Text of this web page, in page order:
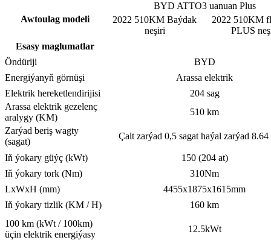
Awtoulag modeli
BYD ATTO3 uanuan Plus
2022 510KM Baýdak
neşiri
2022 510KM
PLUS
Esasy maglumatlar
Öndüriji
BYD
Energiýanyň görnüşi
Arassa elektrik
Elektrik hereketlendirijisi
204 sag
Arassa elektrik gezelenç
aralygy (KM)
510 km
Zarýad beriş wagty
(sagat)
Çalt zarýad 0,5 sagat haýal zarýad 8.64
Iň ýokary güýç (kWt)
150 (204 at)
Iň ýokary tork (Nm)
310Nm
LxWxH (mm)
4455x1875x1615mm
Iň ýokary tizlik (KM / H)
160 km
100 km (kWt / 100km)
üçin elektrik energiýasy
12.5kWt